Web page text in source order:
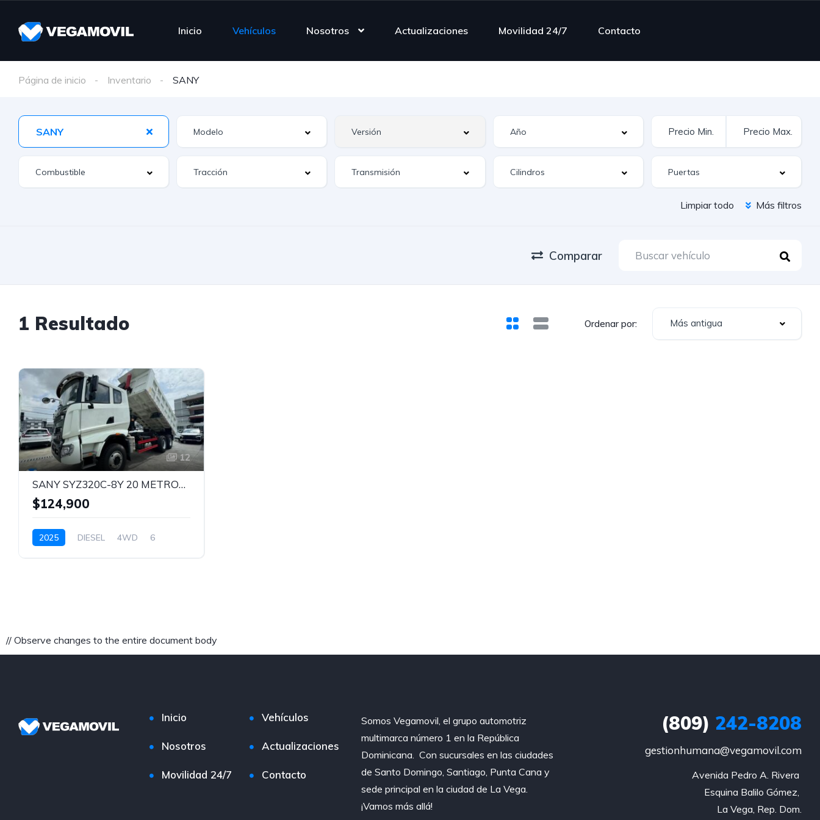
Inicio Vehículos Nosotros Actualizaciones Movilidad 24/7 Contacto
Página de inicio Inventario SANY
SANY
Limpiar todo Más filtros
Comparar
1 Resultado Ordenar por: Más antigua
12
SANY SYZ320C-8Y 20 METROS VOLTEO 20 MTS
$124,900
2025 DIESEL 4WD
6
// Observe changes to the entire document body
Inicio Vehículos
Nosotros Actualizaciones
Movilidad 24/7 Contacto
Somos Vegamovil, el grupo automotriz
multimarca número 1 en la República
Dominicana⁣. ⁣ Con sucursales en las ciudades
de Santo Domingo, Santiago, Punta Cana y
sede principal en la ciudad de La Vega.
¡Vamos más allá!
(809) 242-8208
gestionhumana@vegamovil.com
Avenida Pedro A. Rivera
Esquina Balilo Gómez,
La Vega, Rep. Dom.